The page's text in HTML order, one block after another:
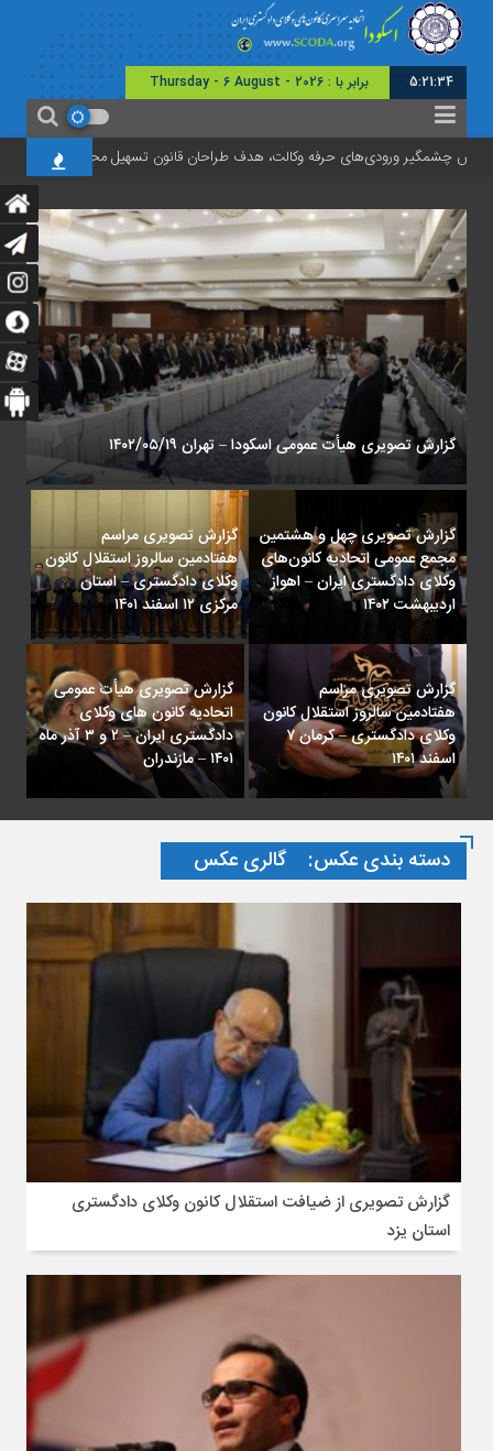
5:21:35 برابر با : Thursday - 6 August - 2026
چشمگیر ورودی‌های حرفه وکالت، هدف طراحان قانون تسهیل محقق نشده است
گزارش تصویری هیأت عمومی اسکودا – تهران ۱۴۰۲/۰۵/۱۹
گزارش تصویری چهل و هشتمین
مجمع عمومی اتحادیه کانون‌های
وکلای دادگستری ایران – اهواز
اردیبهشت ۱۴۰۲
گزارش تصویری مراسم
هفتادمین سالروز استقلال کانون
وکلای دادگستری – استان
مرکزی ۱۲ اسفند ۱۴۰۱
گزارش تصویری مراسم
هفتادمین سالروز استقلال کانون
وکلای دادگستری – کرمان ۷
اسفند ۱۴۰۱
گزارش تصویری هیأت عمومی
اتحادیه کانون های وکلای
دادگستری ایران – ۲ و ۳ آذر ماه
۱۴۰۱ – مازندران
دسته بندی عکس: گالری عکس
گزارش تصویری از ضیافت استقلال کانون وکلای دادگستری
استان یزد